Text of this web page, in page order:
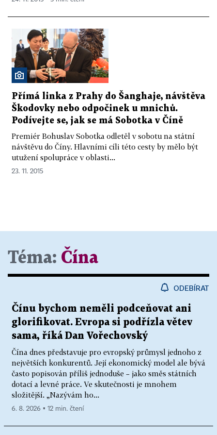
Přímá linka z Prahy do Šanghaje, návštěva
Škodovky nebo odpočinek u mnichů.
Podívejte se, jak se má Sobotka v Číně
Premiér Bohuslav Sobotka odletěl v sobotu na státní
návštěvu do Číny. Hlavními cíli této cesty by mělo být
utužení spolupráce v oblasti...
23. 11. 2015
Téma: Čína
ODEBÍRAT
Čínu bychom neměli podceňovat ani
glorifikovat. Evropa si podřízla větev
sama, říká Dan Vořechovský
Čína dnes představuje pro evropský průmysl jednoho z
největších konkurentů. Její ekonomický model ale bývá
často popisován příliš jednoduše – jako směs státních
dotací a levné práce. Ve skutečnosti je mnohem
složitější. „Nazývám ho...
6. 8. 2026 ▪ 12 min. čtení